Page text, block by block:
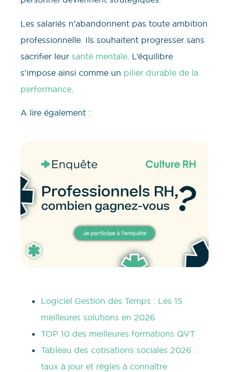
Les salariés n’abandonnent pas toute ambition
professionnelle. Ils souhaitent progresser sans
sacrifier leur santé mentale . L’équilibre
s’impose ainsi comme un pilier durable de la
performance
A lire également :
Logiciel Gestion des Temps : Les 15
meilleures solutions en 2026
TOP 10 des meilleures formations QVT
Tableau des cotisations sociales 2026 :
taux à jour et règles à connaître